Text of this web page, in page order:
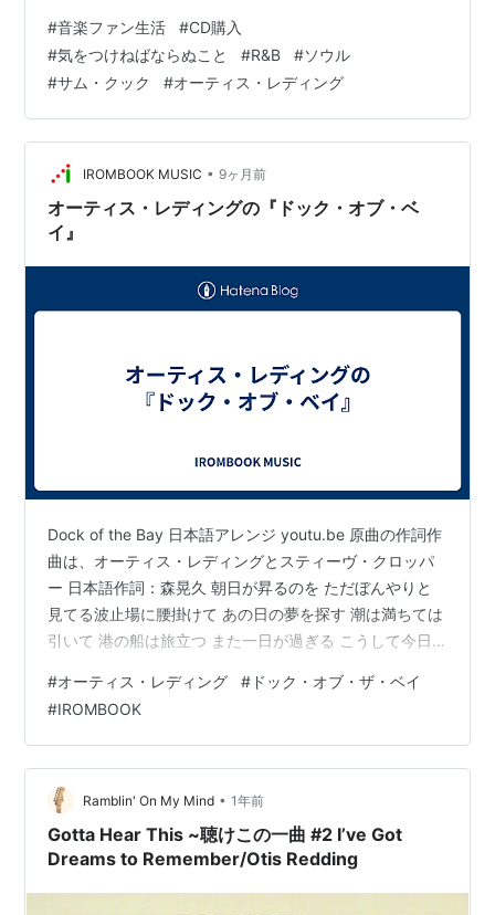
2025 エイント・ザット・グッド・ニュース(紙ジャケッ
ト仕様) アーティスト:サム・クック Universal Amazon
#NowPlaying️️ サム・クックの歌と曲をもう一度傍に呼び
寄せようと決めた時点でこの名盤の購入も必然だった。
…
#音楽ファン生活 #CD購入
#気をつけねばならぬこと #R&B #ソウル
#サム・クック #オーティス・レディング
IROMBOOK MUSIC • 9ヶ月前
オーティス・レディングの『ドック・オブ・ベ
イ』
Dock of the Bay 日本語アレンジ youtu.be 原曲の作詞作
曲は、オーティス・レディングとスティーヴ・クロッパ
ー 日本語作詞：森晃久 朝日が昇るのを ただぼんやりと
見てる波止場に腰掛けて あの日の夢を探す 潮は満ちては
引いて 港の船は旅立つ また一日が過ぎる こうして今日
ンシスコ・ベイ夢とか希望ってやつを 探す旅だった2000
マイルも離れて もうどこにも行く場所はない夢はもろく
も 壊れてしまったか ここは憧れの場所 ... なんて 情けな
いやつ 新しい人生を探して 旅立った日は遠い昔 俺は波
止場にたたづむ 桟橋は人で賑わう …
#オーティス・レディング # ドック・オブ・ザ・ベイ
#IROMBOOK
Ramblin' On My Mind • 1年前
Gotta Hear This ~聴けこの一曲 #2 I’ve Got
Dreams to Remember/Otis Redding